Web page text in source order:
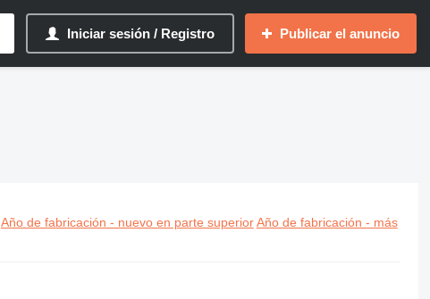
Iniciar sesión / Registro Publicar el anuncio
Año de fabricación - nuevo en parte superior Año de fabricación - más